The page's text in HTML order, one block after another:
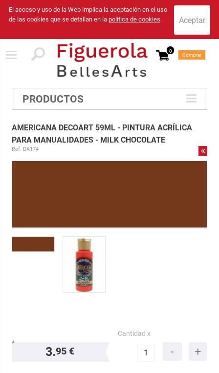
El acceso y uso de la Web implica la aceptación en el uso
de las cookies que se detallan en la politica de cookies.
0
Comprar
PRODUCTOS
AMERICANA DECOART 59ML - PINTURA ACRÍLICA
PARA MANUALIDADES - MILK CHOCOLATE
Ref. DA174
3.95 €
Cantidad x